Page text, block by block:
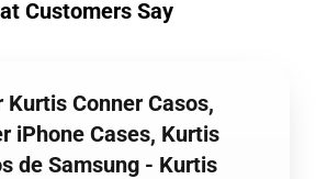
Customers Say
Conner Casos,
iPhone Cases, Kurtis
de Samsung - Kurtis